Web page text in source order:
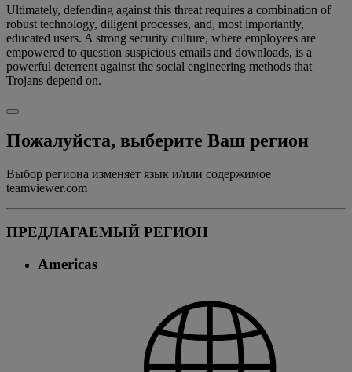
Ultimately, defending against this threat requires a combination of
robust technology, diligent processes, and, most importantly,
educated users. A strong security culture, where employees are
empowered to question suspicious emails and downloads, is a
powerful deterrent against the social engineering methods that
Trojans depend on.
Пожалуйста, выберите Ваш регион
Выбор региона изменяет язык и/или содержимое
teamviewer.com
ПРЕДЛАГАЕМЫЙ РЕГИОН
Americas